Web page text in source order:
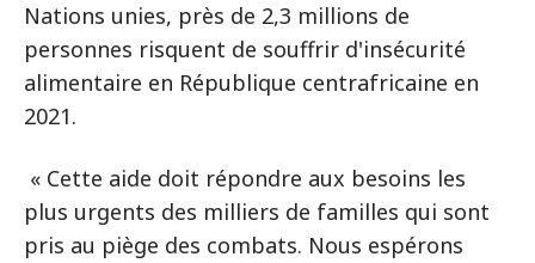
Nations unies, près de 2,3 millions de
personnes risquent de souffrir d'insécurité
alimentaire en République centrafricaine en
2021.
« Cette aide doit répondre aux besoins les
plus urgents des milliers de familles qui sont
pris au piège des combats. Nous espérons